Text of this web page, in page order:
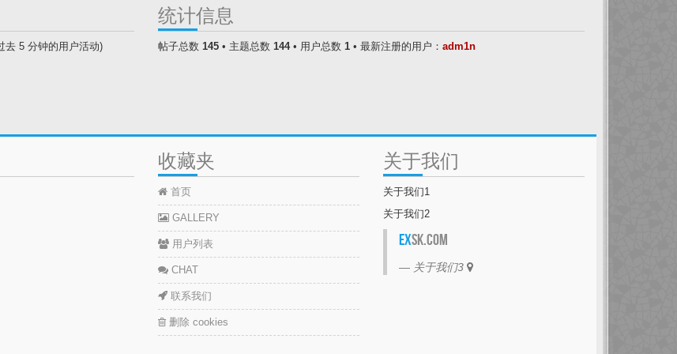
去 5 分钟的用户活动)
统计信息
帖子总数 145 • 主题总数 144• 用户总数 1 • 最新注册的用户： adm1n
收藏夹
首页
GALLERY
用户列表
CHAT
联系我们
删除 cookies
关于我们
关于我们1
关于我们2
EXSK.com
关于我们3